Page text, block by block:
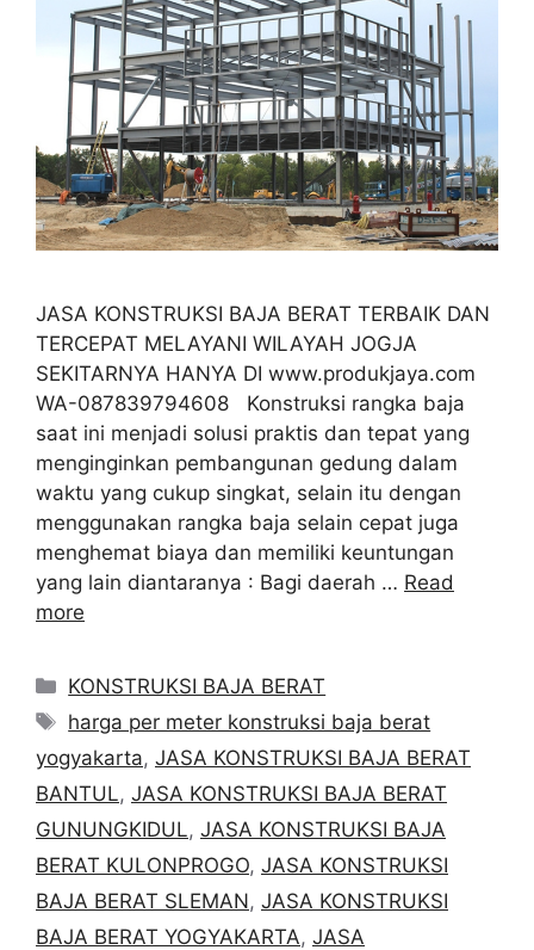
JASA KONSTRUKSI BAJA BERAT TERBAIK DAN
TERCEPAT MELAYANI WILAYAH JOGJA
SEKITARNYA HANYA DI www.produkjaya.com
WA-087839794608 Konstruksi rangka baja
saat ini menjadi solusi praktis dan tepat yang
menginginkan pembangunan gedung dalam
waktu yang cukup singkat, selain itu dengan
menggunakan rangka baja selain cepat juga
menghemat biaya dan memiliki keuntungan
yang lain diantaranya : Bagi daerah … Read
more
Categories
KONSTRUKSI BAJA BERAT
Tags
harga per meter konstruksi baja berat
yogyakarta, JASA KONSTRUKSI BAJA BERAT
BANTUL, JASA KONSTRUKSI BAJA BERAT
GUNUNGKIDUL, JASA KONSTRUKSI BAJA
BERAT KULONPROGO, JASA KONSTRUKSI
BAJA BERAT SLEMAN, JASA KONSTRUKSI
BAJA BERAT YOGYAKARTA, JASA